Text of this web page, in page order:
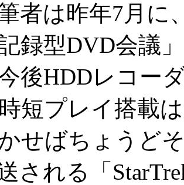
者は昨年7月に
録型DVD会議
後HDDレコー
短プレイ搭載
せばちょうど
される「